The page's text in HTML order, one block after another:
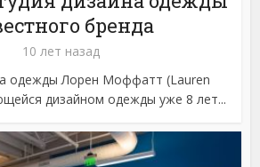
бренда
10 лет назад
одежды Лорен Моффатт (Lauren
дизайном одежды уже 8 лет...